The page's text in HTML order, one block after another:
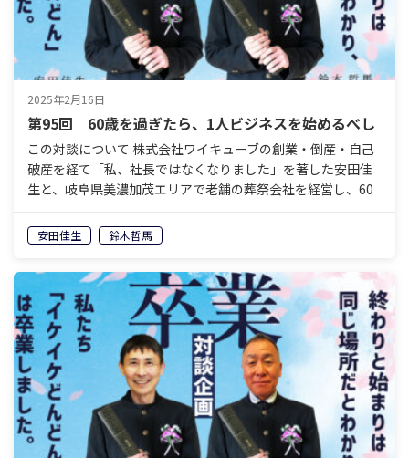
2025年2月16日
第95回 60歳を過ぎたら、1人ビジネスを始めるべし
この対談について 株式会社ワイキューブの創業・倒産・自己
破産を経て「私、社長ではなくなりました」を著した安田佳
生と、岐阜県美濃加茂エリアで老舗の葬祭会社を経営し、60
ど…安田佳生 鈴木哲馬